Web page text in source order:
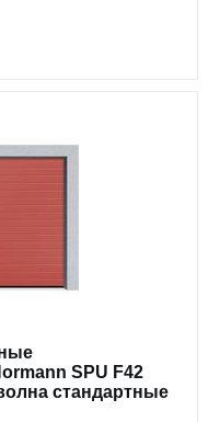
SPU F42
стандартные